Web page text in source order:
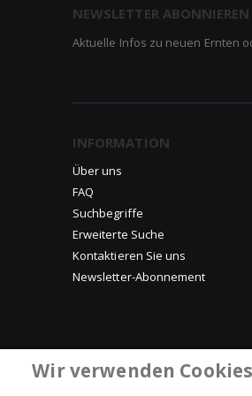
Wir verwenden
NEWSLETTER ABONNIEREN
Aktuelle Infos zu neuen Ernten
INFORMATION
Über uns
FAQ
Suchbegriffe
Erweiterte Suche
Kontaktieren Sie uns
Newsletter-Abonnement